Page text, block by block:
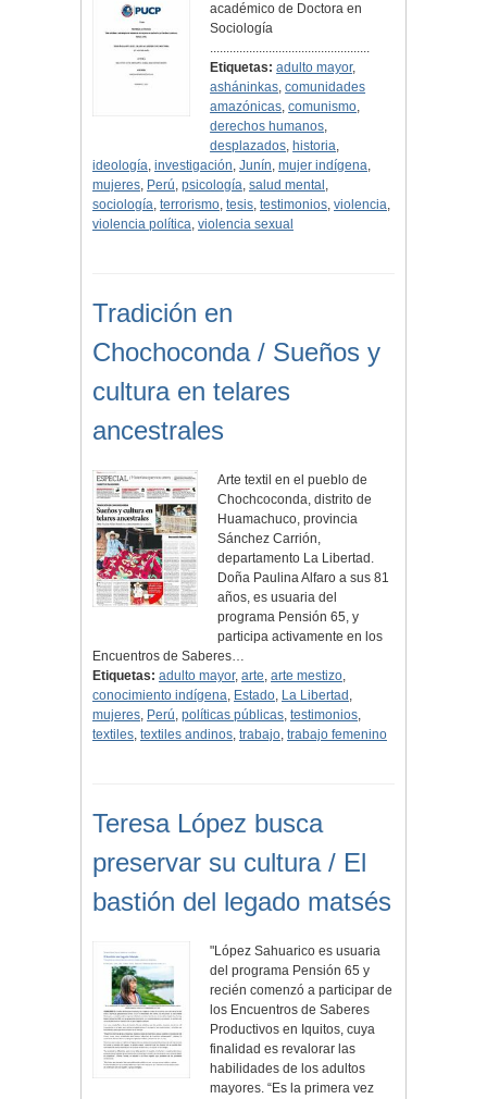
académico de Doctora en
Sociología
.................................................
Etiquetas: adulto mayor,
asháninkas,comunidades
amazónicas,comunismo,
derechos humanos,
desplazados, historia,
ideología, investigación, Junín, mujer indígena,
mujeres, Perú, psicología, salud mental ,
sociología, terrorismo, tesis, testimonios, violencia,
violencia política, violencia sexual
Tradición en
Chochoconda / Sueños y
cultura en telares
ancestrales
Arte textil en el pueblo de
Chochcoconda, distrito de
Huamachuco, provincia
Sánchez Carrión,
departamento La Libertad.
Doña Paulina Alfaro a sus 81
años, es usuaria del
programa Pensión 65, y
participa activamente en los
Encuentros de Saberes…
Etiquetas: adulto mayor, arte, arte mestizo,
conocimiento indígena, Estado, La Libertad ,
mujeres, Perú, políticas públicas, testimonios,
textiles, textiles andinos, trabajo, trabajo femenino
Teresa López busca
preservar su cultura / El
bastión del legado matsés
"López Sahuarico es usuaria
del programa Pensión 65 y
recién comenzó a participar de
los Encuentros de Saberes
Productivos en Iquitos, cuya
finalidad es revalorar las
habilidades de los adultos
mayores. “Es la primera vez